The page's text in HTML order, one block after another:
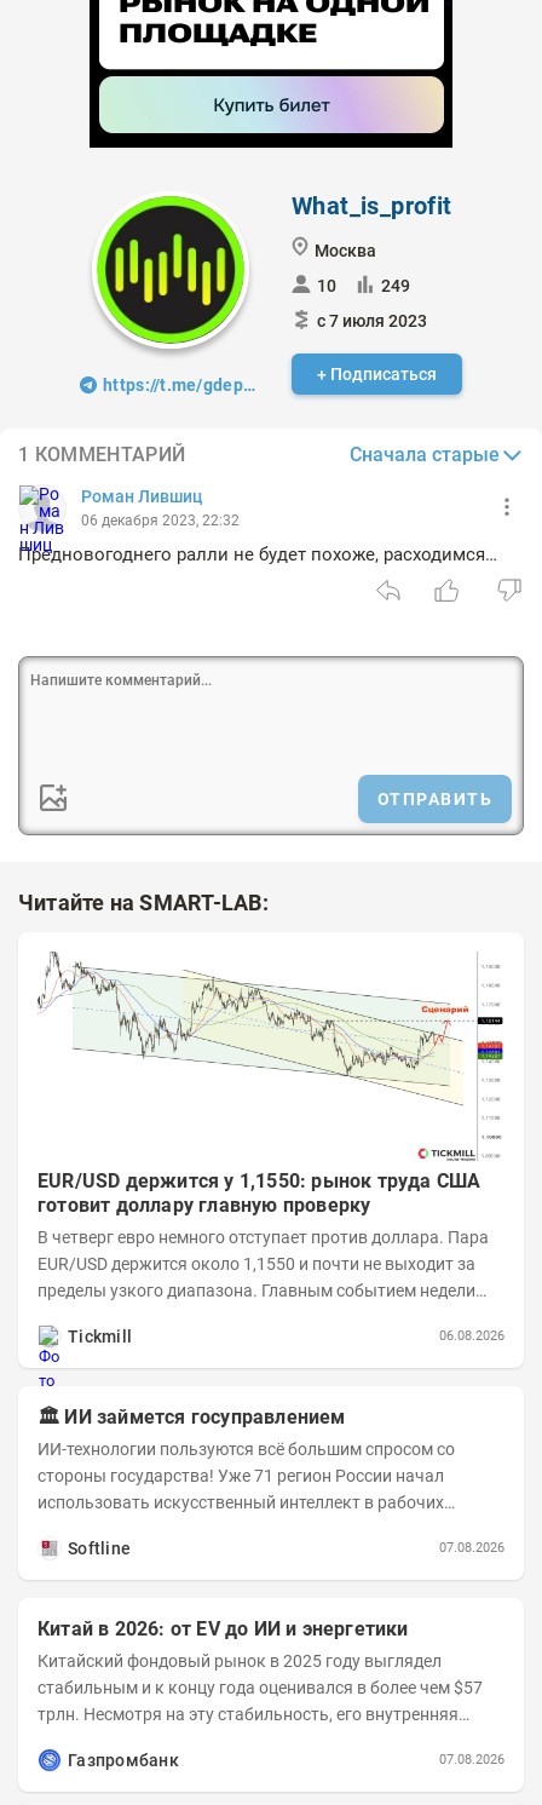
https://t.me/gdeprof1t
What_is_profit
Москва
10
249
с 7 июля 2023
+ Подписаться
1 КОММЕНТАРИЙ Сначала старые
Роман Лившиц
06 декабря 2023, 22:32
Предновогоднего ралли не будет похоже, расходимся…
ОТПРАВИТЬ
Читайте на SMART-LAB:
EUR/USD держится у 1,1550: рынок труда США
готовит доллару главную проверку
В четверг евро немного отступает против доллара. Пара
EUR/USD держится около 1,1550 и почти не выходит за
пределы узкого диапазона. Главным событием недели
Tickmill
06.08.2026
🏛️ ИИ займется госуправлением
ИИ-технологии пользуются всё большим спросом со
стороны государства! Уже 71 регион России начал
использовать искусственный интеллект в рабочих
Softline
07.08.2026
Китай в 2026: от EV до ИИ и энергетики
Китайский фондовый рынок в 2025 году выглядел
стабильным и к концу года оценивался в более чем $57
трлн. Несмотря на эту стабильность, его внутренняя
Газпромбанк
07.08.2026